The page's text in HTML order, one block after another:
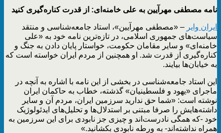
نامه مصطفی مهرآیین به علی خامنه‌ای: از قدرت کناره‌گیری کنید
ایران وایر – «مصطفی مهرآیین»، استاد جامعه‌شناسی و منتقد
سیاست‌های جمهوری اسلامی، در تازه‌ترین نامه خود به «علی
خامنه‌ای» و سایر مقامان حکومت، خواستار پایان دادن به جنگ و
کناره‌گیری از قدرت شد. او همچنین از مردم ایران خواسته است که
به خیابان‌ها بیایند.
این استاد جامعه‌شناسی در بخشی از این نامه با اشاره به آنچه در
ماجرای «یهود و فلسطینیان» گذشته، خطاب به حاکمان ایران
نوشته است: «شما حق ندارید سرزمین ایران، مردم آن و سایر
داشته‌هایش را صرفا مبتنی بر استدلال‌ها و تحلیل‌های ایدئولوژیک
خود -که همگی نادرست‌اند و چیزی جز نابودی برای این سرزمین به
همراه نداشته‌اند- به ورطه‌ نابودی بکشانید.»